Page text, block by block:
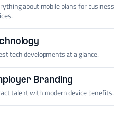
about mobile plans for business
tech developments at a glance.
Branding
talent with modern device benefits.